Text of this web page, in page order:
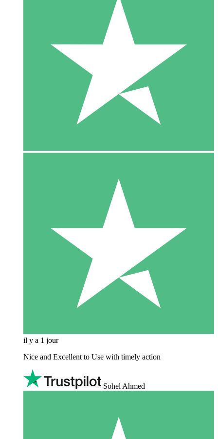
il y a 1 jour
Nice and Excellent to Use with timely action
Sohel Ahmed